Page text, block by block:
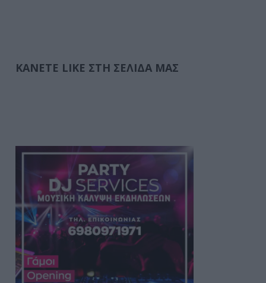
ΚΆΝΕΤΕ LIKE ΣΤΗ ΣΕΛΊΔΑ ΜΑΣ